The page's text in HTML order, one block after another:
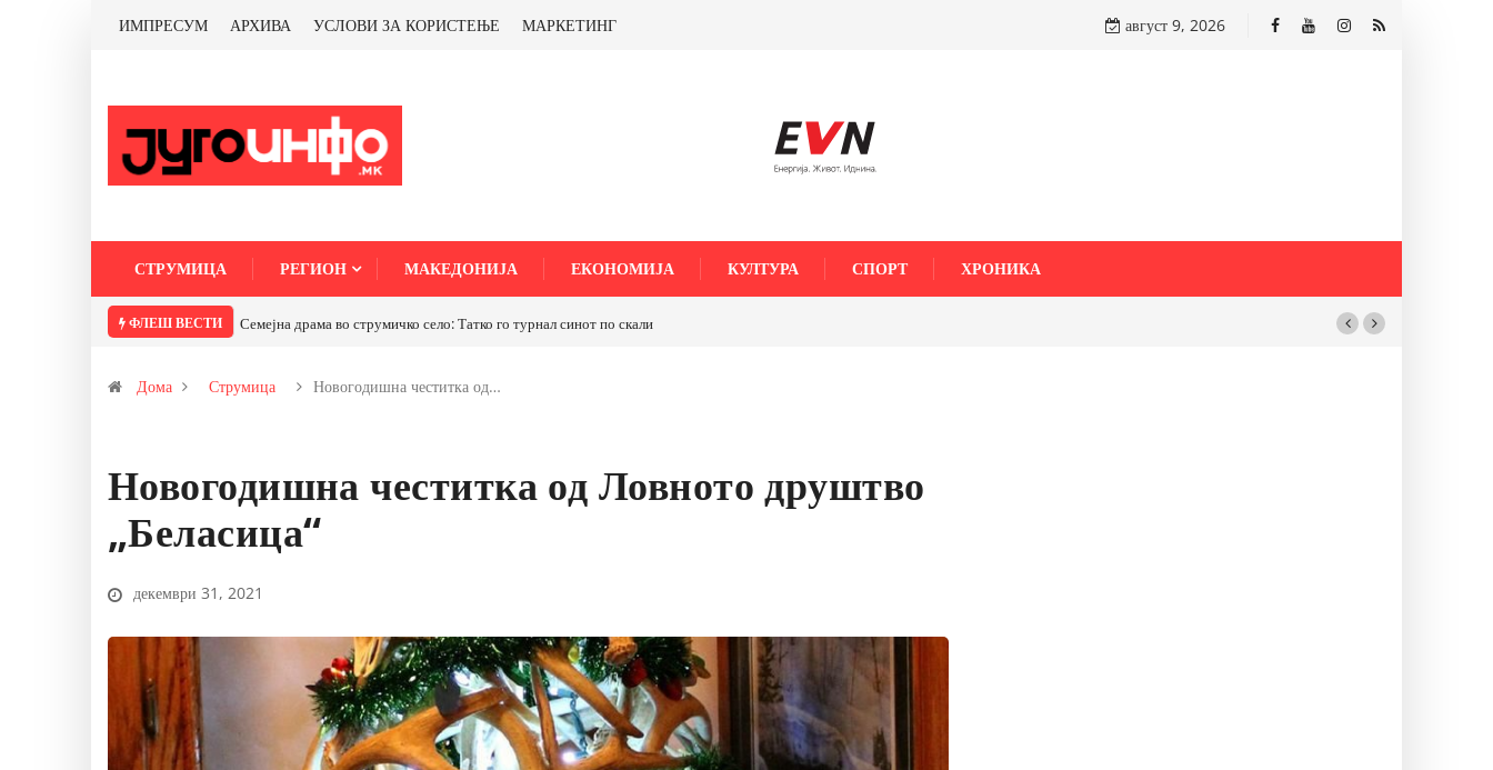
ИМПРЕСУМ АРХИВА УСЛОВИ ЗА КОРИСТЕЊЕ МАРКЕТИНГ август 9, 2026
СТРУМИЦА РЕГИОН МАКЕДОНИЈА ЕКОНОМИЈА КУЛТУРА СПОРТ ХРОНИКА
ФЛЕШ ВЕСТИ
Семејна драма во струмичко село: Татко го турнал синот по скали ТРАМП НАРЕДИ ВОЈСКАТА ДА КОРИСТИ МЕТАЛИ САМО ОД
Дома Струмица Новогодишна честитка од…
Новогодишна честитка од Ловното друштво
„Беласица“
декември 31, 2021